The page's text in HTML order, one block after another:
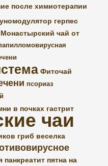
после химиотерапии
герпес
Монастырский чай от
Фиточай
псориаз
в почках гастрит
чаи
гриб веселка
панкреатит пятна на